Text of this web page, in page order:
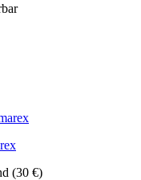
(30 €)